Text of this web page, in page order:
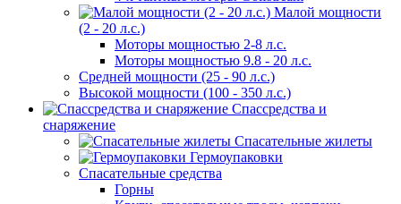
Малой мощности
(2 - 20 л.с.)
Моторы мощностью 2-8 л.с.
Моторы мощностью 9.8 - 20 л.с.
Средней мощности (25 - 90 л.с.)
Высокой мощности (100 - 350 л.с.)
Спассредства и
снаряжение
Спасательные жилеты
Гермоупаковки
Спасательные средства
Горны